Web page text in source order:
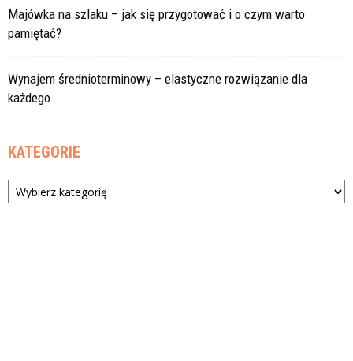
Majówka na szlaku – jak się przygotować i o czym warto
pamiętać?
Wynajem średnioterminowy – elastyczne rozwiązanie dla
każdego
KATEGORIE
Kategorie